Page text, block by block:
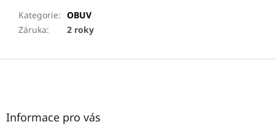
Kategorie: OBUV
Záruka: 2 roky
Z
Informace pro vás